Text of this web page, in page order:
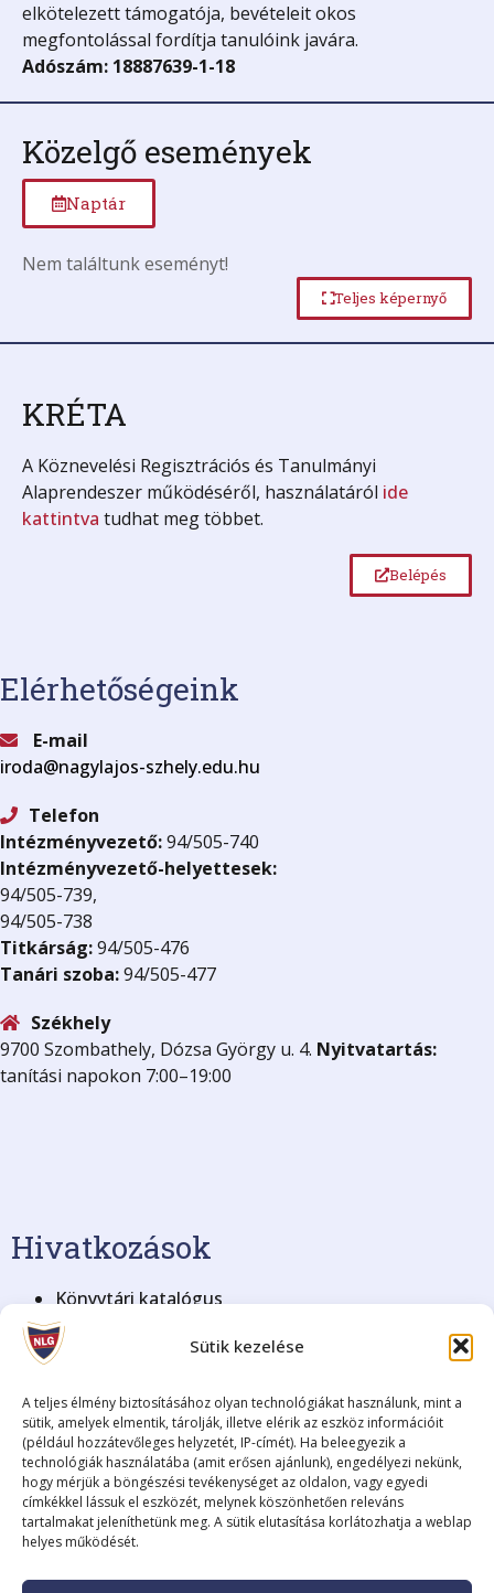
Sütik kezelése
A teljes élmény biztosításához olyan technológiákat használunk, mint a
sütik, amelyek elmentik, tárolják, illetve elérik az eszköz információit
(például hozzátevőleges helyzetét, IP-címét). Ha beleegyezik a
technológiák használatába (amit erősen ajánlunk), engedélyezi nekünk,
hogy mérjük a böngészési tevékenységet az oldalon, vagy egyedi
címkékkel lássuk el eszközét, melynek köszönhetően releváns
tartalmakat jeleníthetünk meg. A sütik elutasítása korlátozhatja a weblap
helyes működését.
elkötelezett támogatója, bevételeit okos
megfontolással fordítja tanulóink javára.
Adószám: 18887639-1-18
Közelgő események
Naptár
Nem találtunk eseményt!
Teljes képernyő
KRÉTA
A Köznevelési Regisztrációs és Tanulmányi
Alaprendeszer működéséről, használatáról ide
kattintva tudhat meg többet.
Belépés
Elérhetőségeink
E-mail
iroda@nagylajos-szhely.edu.hu
Telefon
Intézményvezető:94/505-740
Intézményvezető-helyettesek:
94/505-739,
94/505-738
Titkárság:94/505-476
Tanári szoba:94/505-477
Székhely
9700 Szombathely, Dózsa György u. 4. Nyitvatartás:
tanítási napokon 7:00–19:00
Hivatkozások
Könyvtári katalógus
KRÉTA Elektronikus Napló
BME Nyelvvizsga
Adatkezelési tájékoztató
Fenntartó
Fenntartó neve:Szombathelyi Tankerületi Központ
Székhelye:9700 Szombathely, Kossuth Lajos utca 8.
A fenntartó elérhetősége:+36 (94) 795-225 •